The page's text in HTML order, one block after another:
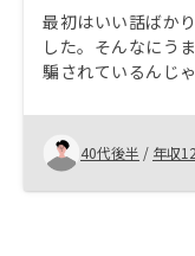
最初はいい話ばか
した。そんなにう
騙されているんじゃな
は49歳という年
と感じ、一歩踏み出
えることは、あと
人生どうなってい
若井ひと、チャレ
40代後半 / 年収